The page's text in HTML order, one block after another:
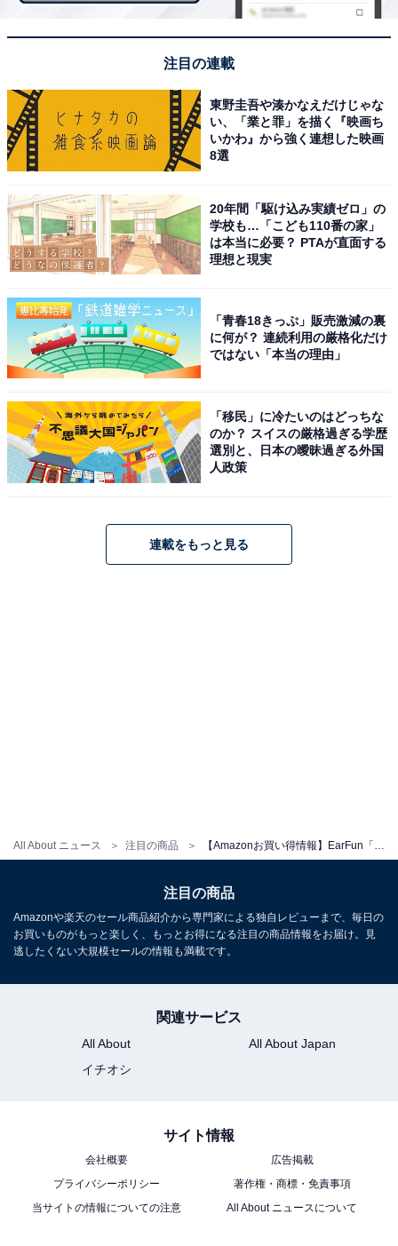
All About ニュース 注目の商品
スヘッドホン」が特別価格で登場中【6月30
【今日チェックしたい】EarFunの人気商品5選
EarFun「Air Pro 3」
【VGP 2024金賞】EarFun Free Pro 3 ANC機能ワイヤレ
スイヤホン Bluetooth 5.3 (ブラウンブラック)
Amazonで見る
EarFun「OpenJump」
【VGP 2025 金賞】EarFun OpenJump オープンイヤー
塞がない
注目の連載
東野圭吾や湊かなえだけじゃな
い、「業と罪」を描く『映画ち
いかわ』から強く連想した映画
8選
20年間「駆け込み実績ゼロ」の
学校も…「こども110番の家」
は本当に必要？ PTAが直面する
理想と現実
「青春18きっぷ」販売激減の裏
に何が？ 連続利用の厳格化だけ
ではない「本当の理由」
「移民」に冷たいのはどっちな
のか？ スイスの厳格過ぎる学歴
選別と、日本の曖昧過ぎる外国
人政策
連載をもっと見る
注目の商品
Amazonや楽天のセール商品紹介から専門家による独自レビューまで、毎日の
お買いものがもっと楽しく、もっとお得になる注目の商品情報をお届け。見
逃したくない大規模セールの情報も満載です。
関連サービス
All About
All About Japan
イチオシ
サイト情報
会社概要
広告掲載
プライバシーポリシー
著作権・商標・免責事項
当サイトの情報についての注意
All About ニュースについて